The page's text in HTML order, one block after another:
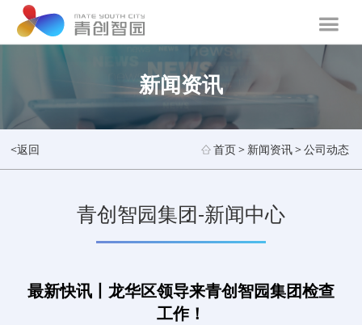
新闻资讯
<返回 首页> 新闻资讯>公司动态
青创智园集团-新闻中心
最新快讯丨龙华区领导来青创智园集团检查
工作！